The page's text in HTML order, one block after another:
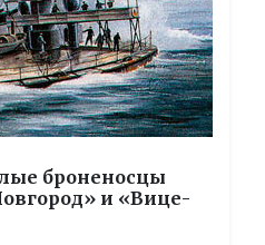
броненосцы
и «Вице-